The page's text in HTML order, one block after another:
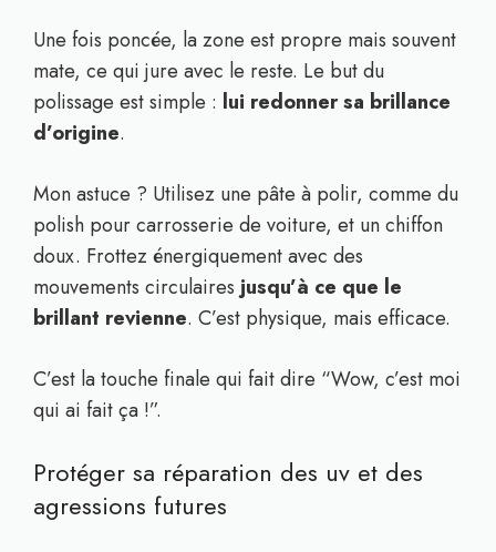
Une fois poncée, la zone est propre mais souvent
mate, ce qui jure avec le reste. Le but du
polissage est simple : lui redonner sa brillance
d’origine.
Mon astuce ? Utilisez une pâte à polir, comme du
polish pour carrosserie de voiture, et un chiffon
doux. Frottez énergiquement avec des
mouvements circulaires jusqu’à ce que le
brillant revienne. C’est physique, mais efficace.
C’est la touche finale qui fait dire “Wow, c’est moi
qui ai fait ça !”.
Protéger sa réparation des uv et des
agressions futures